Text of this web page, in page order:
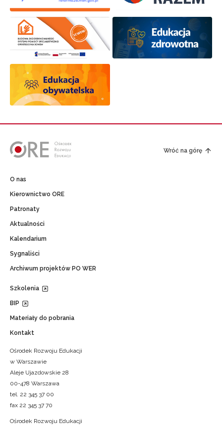
Wróć na górę
O nas
Kierownictwo ORE
Patronaty
Aktualności
Kalendarium
Sygnaliści
Archiwum projektów PO WER
Szkolenia
BIP
Materiały do pobrania
Kontakt
Ośrodek Rozwoju Edukacji
w Warszawie
Aleje Ujazdowskie 28
00-478 Warszawa
tel. 22 345 37 00
fax 22 345 37 70
Ośrodek Rozwoju Edukacji